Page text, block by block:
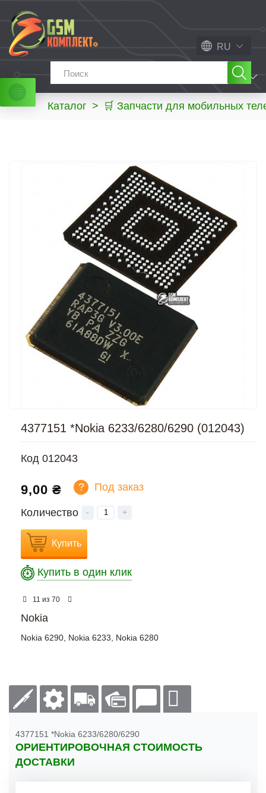
RU
МЕНЮ
Каталог > 🛒 Запчасти для мобильных
4377151 *Nokia 6233/6280/6290 (012043)
Код 012043
9,00 ₴ ? Под заказ
Количество - +
Купить
Купить в один клик
11 из 70
Nokia
Nokia 6290 Nokia 6233 Nokia 6280
4377151 *Nokia 6233/6280/6290
ОРИЕНТИРОВОЧНАЯ СТОИМОСТЬ
ДОСТАВКИ